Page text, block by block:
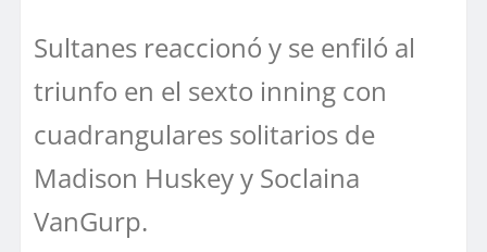
Sultanes reaccionó y se enfiló al
triunfo en el sexto inning con
cuadrangulares solitarios de
Madison Huskey y Soclaina
VanGurp.